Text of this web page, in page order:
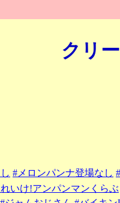
クリ
#メロンパンナ登場なし
いけ!アンパンマンくらぶ